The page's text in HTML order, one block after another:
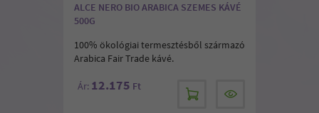
ALCE NERO BIO ARABICA SZEMES KÁVÉ
500G
100% ökológiai termesztésből származó
Arabica Fair Trade kávé.
Ár: 12.175 Ft